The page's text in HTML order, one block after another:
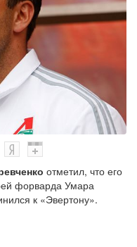
отметил, что его
форварда Умара
к «Эвертону».